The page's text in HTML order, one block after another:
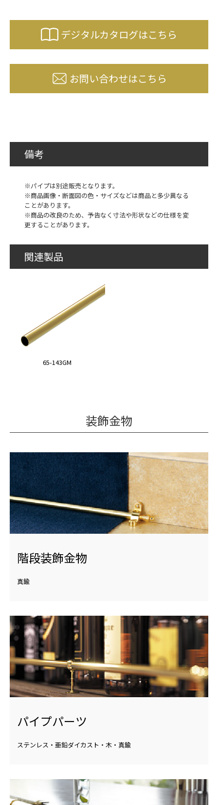
デジタルカタログはこちら
お問い合わせはこちら
備考
※パイプは別途販売となります。
※商品画像・断面図の色・サイズなどは商品と多少異なる
ことがあります。
※商品の改良のため、予告なく寸法や形状などの仕様を変
更することがあります。
関連製品
65-143GM
装飾金物
階段装飾金物
真鍮
パイプパーツ
ステンレス・亜鉛ダイカスト・木・真鍮